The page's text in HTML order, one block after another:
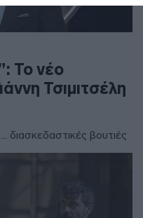
Το νέο
Τσιμιτσέλη
διασκεδαστικές βουτιές